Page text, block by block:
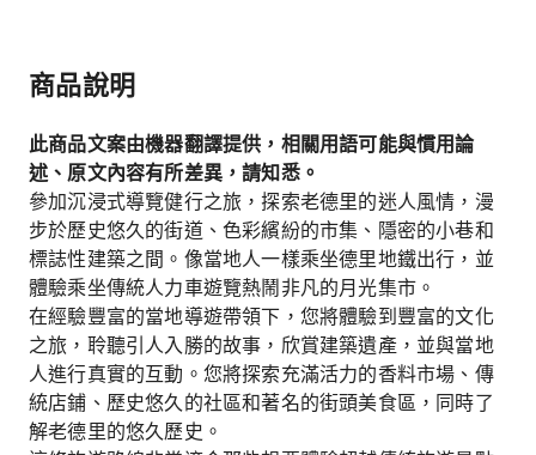
商品說明
此商品文案由機器翻譯提供，相關用語可能與慣用論
述、原文內容有所差異，請知悉。
參加沉浸式導覽健行之旅，探索老德里的迷人風情，漫
步於歷史悠久的街道、色彩繽紛的市集、隱密的小巷和
標誌性建築之間。像當地人一樣乘坐德里地鐵出行，並
體驗乘坐傳統人力車遊覽熱鬧非凡的月光集市。
在經驗豐富的當地導遊帶領下，您將體驗到豐富的文化
之旅，聆聽引人入勝的故事，欣賞建築遺產，並與當地
人進行真實的互動。您將探索充滿活力的香料市場、傳
統店鋪、歷史悠久的社區和著名的街頭美食區，同時了
解老德里的悠久歷史。